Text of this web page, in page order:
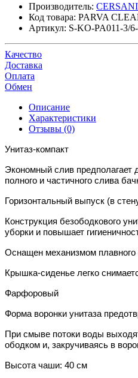
Производитель:
Код товара: PARVA
Артикул: S-KO-PA011-3/
Качество
Доставка
Оплата
Обмен
Описание
Характеристики
Отзывы (0)
Унитаз-компакт
Экономный слив предполагает
полного и частичного слива
Горизонтальный выпуск (в
Конструкция безободкового
уборки и повышает
Оснащен механизмом
Крышка-сиденье легко
Фарфоровый
Форма воронки унитаза
При смыве потоки воды
ободком и, закручиваясь в
Высота чаши: 40 см